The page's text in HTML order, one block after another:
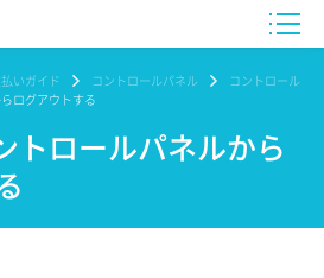
いガイド コントロールパネル
コントロール
ログアウトする
トロールパネルから